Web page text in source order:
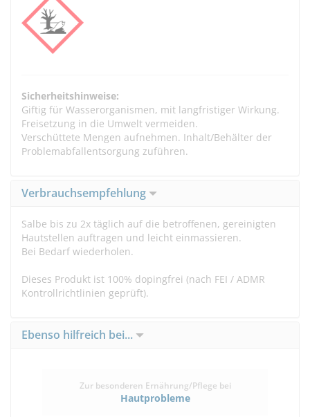
Sicherheitshinweise:
Giftig für Wasserorganismen, mit langfristiger Wirkung.
Freisetzung in die Umwelt vermeiden.
Verschüttete Mengen aufnehmen. Inhalt/Behälter der
Problemabfallentsorgung zuführen.
Verbrauchsempfehlung
Salbe bis zu 2x täglich auf die betroffenen, gereinigten
Hautstellen auftragen und leicht einmassieren.
Bei Bedarf wiederholen.
Dieses Produkt ist 100% dopingfrei (nach FEI / ADMR
Kontrollrichtlinien geprüft).
Ebenso hilfreich bei...
Zur besonderen Ernährung/Pflege bei
Hautprobleme